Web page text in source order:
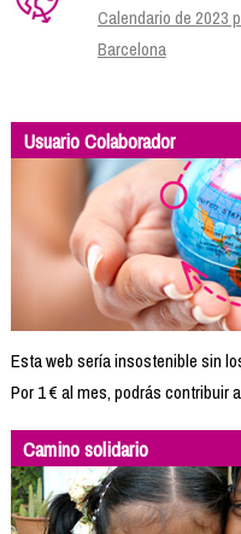
Calendario de 2023
Barcelona
Usuario Colaborador
Esta web sería insostenible sin
Por 1 € al mes, podrás contribuir
Camino solidario